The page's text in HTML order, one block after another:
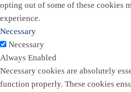
opting out of some of these cookies
experience.
Necessary
Necessary
Always Enabled
Necessary cookies are absolutely
function properly. These cookies